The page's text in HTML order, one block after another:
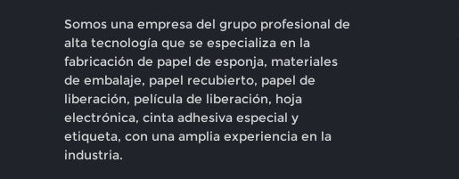
Somos una empresa del grupo profesional de
alta tecnología que se especializa en la
fabricación de papel de esponja, materiales
de embalaje, papel recubierto, papel de
liberación, película de liberación, hoja
electrónica, cinta adhesiva especial y
etiqueta, con una amplia experiencia en la
industria.